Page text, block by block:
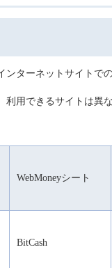
ンターネットサイトで
用できるサイトは異な
WebMoneyシート
BitCash